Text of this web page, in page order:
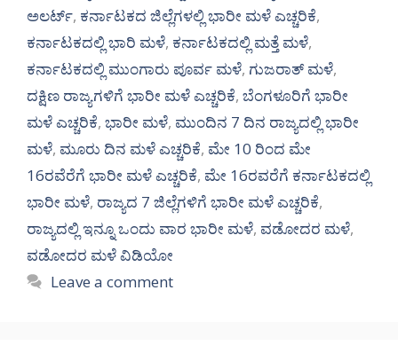
ಅಲರ್ಟ್‌, ಕರ್ನಾಟಕದ ಜಿಲ್ಲೆಗಳಲ್ಲಿ ಭಾರೀ ಮಳೆ ಎಚ್ಚರಿಕೆ,
ಕರ್ನಾಟಕದಲ್ಲಿ ಭಾರಿ ಮಳೆ, ಕರ್ನಾಟಕದಲ್ಲಿ ಮತ್ತೆ ಮಳೆ,
ಕರ್ನಾಟಕದಲ್ಲಿ ಮುಂಗಾರು ಪೂರ್ವ ಮಳೆ, ಗುಜರಾತ್ ಮಳೆ,
ದಕ್ಷಿಣ ರಾಜ್ಯಗಳಿಗೆ ಭಾರೀ ಮಳೆ ಎಚ್ಚರಿಕೆ, ಬೆಂಗಳೂರಿಗೆ ಭಾರೀ
ಮಳೆ ಎಚ್ಚರಿಕೆ, ಭಾರೀ ಮಳೆ, ಮುಂದಿನ 7 ದಿನ ರಾಜ್ಯದಲ್ಲಿ ಭಾರೀ
ಮಳೆ, ಮೂರು ದಿನ ಮಳೆ ಎಚ್ಚರಿಕೆ, ಮೇ 10 ರಿಂದ ಮೇ
16ರವೆರೆಗೆ ಭಾರೀ ಮಳೆ ಎಚ್ಚರಿಕೆ, ಮೇ 16ರವರೆಗೆ ಕರ್ನಾಟಕದಲ್ಲಿ
ಭಾರೀ ಮಳೆ, ರಾಜ್ಯದ 7 ಜಿಲ್ಲೆಗಳಿಗೆ ಭಾರೀ ಮಳೆ ಎಚ್ಚರಿಕೆ,
ರಾಜ್ಯದಲ್ಲಿ ಇನ್ನೂ ಒಂದು ವಾರ ಭಾರೀ ಮಳೆ, ವಡೋದರ ಮಳೆ,
ವಡೋದರ ಮಳೆ ವಿಡಿಯೋ
Leave a comment